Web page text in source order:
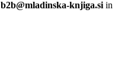
b2b@mladinska-knjiga.si in